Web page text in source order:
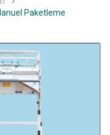
Paketleme